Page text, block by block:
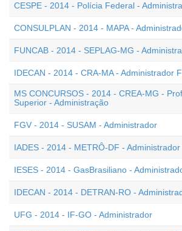
CESPE - 2014 - Polícia Federal -
CONSULPLAN - 2014 - MAPA -
FUNCAB - 2014 - SEPLAG-MG -
IDECAN - 2014 - CRA-MA - Administrador
MS CONCURSOS - 2014 - CREA-MG -
Superior - Administração
FGV - 2014 - SUSAM - Administrador
IADES - 2014 - METRÔ-DF - Administrador
IESES - 2014 - GasBrasiliano -
IDECAN - 2014 - DETRAN-RO -
UFG - 2014 - IF-GO - Administrador